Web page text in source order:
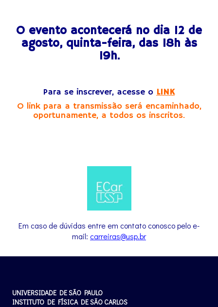
O evento acontecerá no dia 12 de
agosto, quinta-feira, das 18h às
19h.
Para se inscrever, acesse o LINK
O link para a transmissão será encaminhado,
oportunamente, a todos os inscritos.
Em caso de dúvidas entre em contato conosco pelo e-
mail: carreiras@usp.br
UNIVERSIDADE DE SÃO PAULO
INSTITUTO DE FÍSICA DE SÃO CARLOS